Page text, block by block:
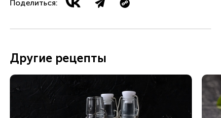
Поделиться:
Другие рецепты